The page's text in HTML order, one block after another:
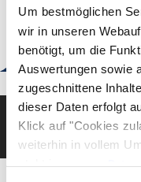
Um bestmöglichen
wir in unseren
benötigt, um die
Auswertungen sowie
zugeschnittene
dieser Daten erfolgt
Klick auf "Cookies
weiterhin in vollem
steht in unserer
+49 (861) 988 231-
Good to know
Deutsch English